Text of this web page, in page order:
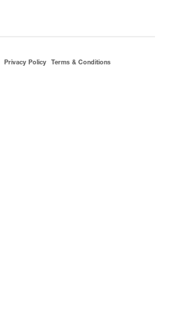
Privacy Policy Terms & Conditions